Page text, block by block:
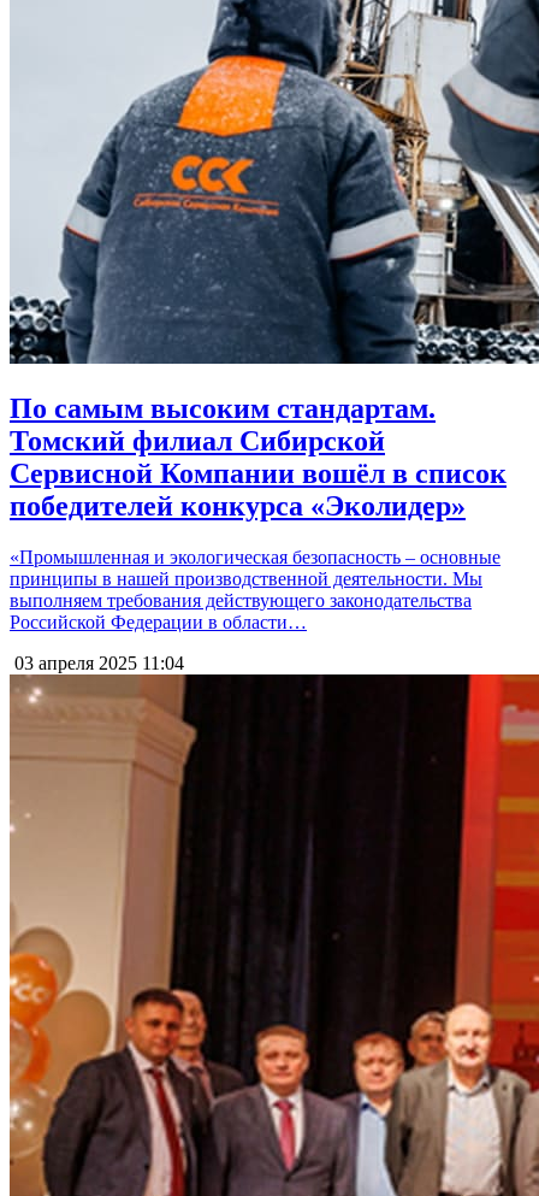
По самым высоким стандартам.
Томский филиал Сибирской
Сервисной Компании вошёл в список
победителей конкурса «Эколидер»
«Промышленная и экологическая безопасность – основные
принципы в нашей производственной деятельности. Мы
выполняем требования действующего законодательства
Российской Федерации в области…
03 апреля 2025 11:04